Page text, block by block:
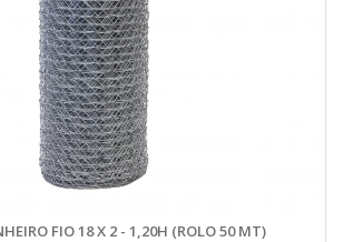
FIO 18 X 2 - 1,20H (ROLO 50 MT)